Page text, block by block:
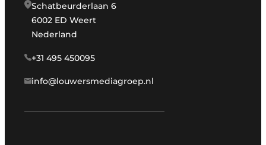
Schatbeurderlaan 6
6002 ED Weert
Nederland
+31 495 450095
info@louwersmediagroep.nl